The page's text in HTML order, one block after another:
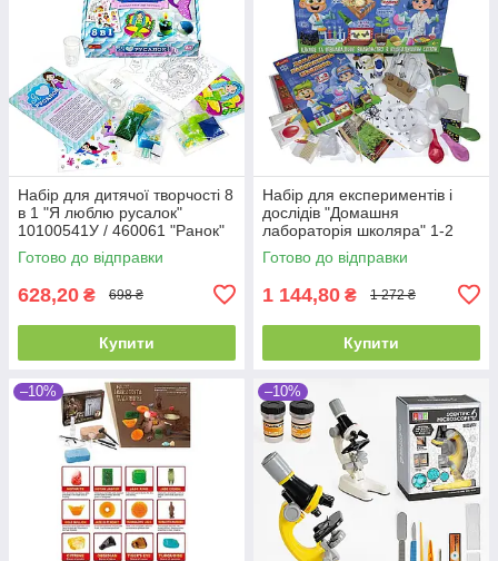
Набір для дитячої творчості 8
в 1 "Я люблю русалок"
10100541У / 460061 "Ранок"
Готово до відправки
628,20 ₴ 698 ₴
Купити
Набір для експериментів і
дослідів "Домашня
лабораторія школяра" 1-2
клас. 12132068/9781У
"РАНОК"
Готово до відправки
1 144,80 ₴ 1 272 ₴
Купити
–10% –10%